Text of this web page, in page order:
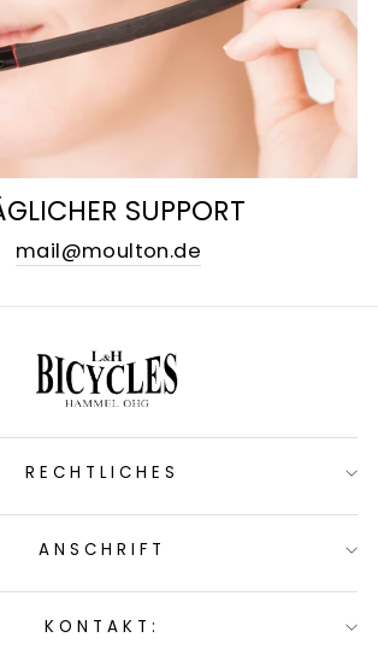
SUPPORT
mail@moulton.de
RECHTLICHES
ANSCHRIFT
KONTAKT: